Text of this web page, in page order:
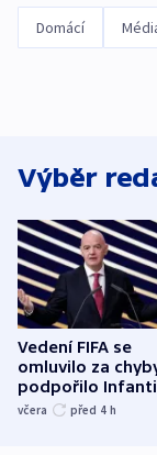
Domácí
Výběr
Vedení FIFA se
omluvilo za
podpořilo
UEFA trvá na
včera před 4 h